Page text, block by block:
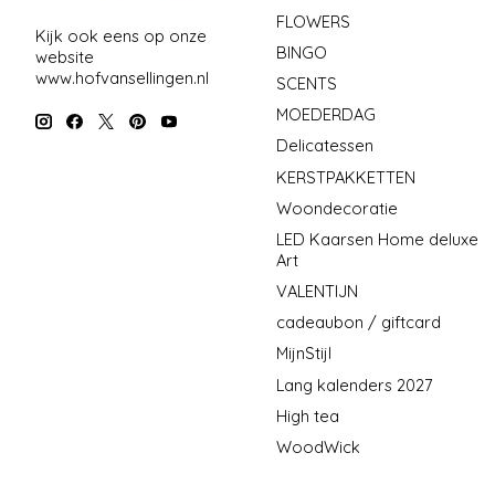
Kijk ook eens op onze
website
www.hofvansellingen.nl
FLOWERS
BINGO
SCENTS
MOEDERDAG
Delicatessen
KERSTPAKKETTEN
Woondecoratie
LED Kaarsen Home deluxe
Art
VALENTIJN
cadeaubon / giftcard
MijnStijl
Lang kalenders 2027
High tea
WoodWick